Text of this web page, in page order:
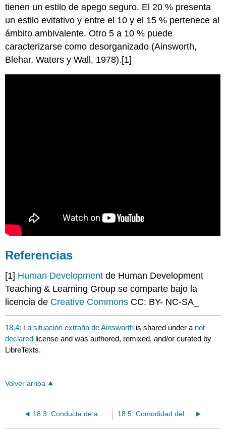
tienen un estilo de apego seguro. El 20 % presenta
un estilo evitativo y entre el 10 y el 15 % pertenece al
ámbito ambivalente. Otro 5 a 10 % puede
caracterizarse como desorganizado (Ainsworth,
Blehar, Waters y Wall, 1978).[1]
Referencias
[1] Human Developmentde Human Development
Teaching & Learning Group se comparte bajo la
licencia de Creative Commons CC: BY- NC-SA_
18.4: La situación extraña de Ainsworth is shared under a not
declared license and was authored, remixed, and/or curated by
LibreTexts.
Volver arriba